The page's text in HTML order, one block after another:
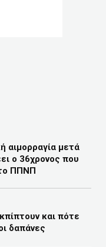
αιμορραγία μετά
ο 36χρονος που
ΠΠΝΠ
και πότε
δαπάνες